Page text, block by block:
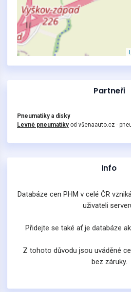
Partneři
Pneumatiky a disky
Levné pneumatikyod všenaauto.cz -
Info
Databáze cen PHM v celé ČR
uživateli
Přidejte se také ať je databáze
Z tohoto důvodu jsou uváděné
bez záruky.